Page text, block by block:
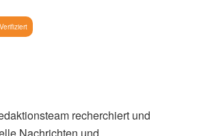
recherchiert und
Nachrichten und